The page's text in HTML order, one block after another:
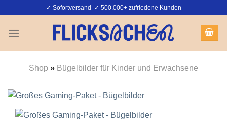
springen
✓ Sofortversand ✓ 500.000+ zufriedene Kunden
Shop » Bügelbilder für Kinder und Erwachsene